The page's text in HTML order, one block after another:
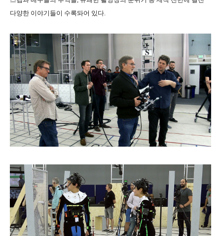
다양한 이야기들이 수록돠어 있다.